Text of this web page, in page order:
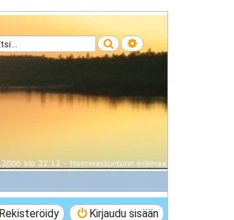
Etsi Tarkennettu haku
Kirjaudu sisään
Rekisteröidy